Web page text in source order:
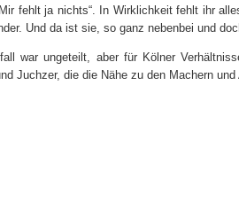
fehlt ja nichts“. In Wirklichkeit fehlt ihr
Und da ist sie, so ganz nebenbei und
war ungeteilt, aber für Kölner
Juchzer, die die Nähe zu den Machern